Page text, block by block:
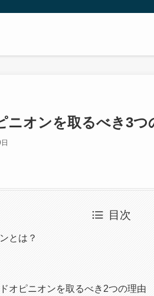
ニオンを取るべき3つ
目次
とは？
オピニオンを取るべき2つの理由